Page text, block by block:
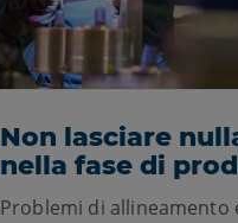
Non lasciare
nella fase di
Problemi di allineamento